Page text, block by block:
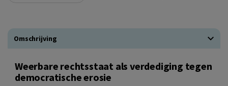
Omschrijving
Weerbare rechtsstaat als verdediging tegen
democratische erosie